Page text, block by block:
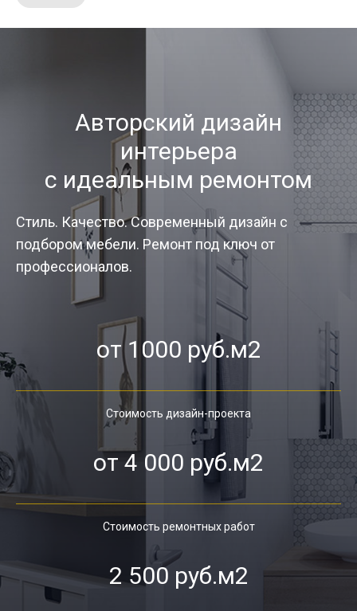
Авторский дизайн
интерьера
с идеальным ремонтом
Стиль. Качество. Современный дизайн с
подбором мебели. Ремонт под ключ от
профессионалов.
от 1000 руб.м2
Стоимость дизайн-проекта
от 4 000 руб.м2
Стоимость ремонтных работ
2 500 руб.м2